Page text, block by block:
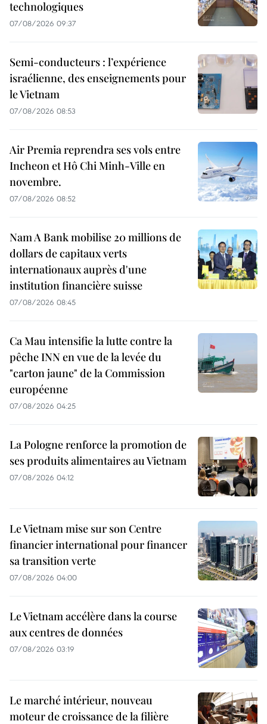
technologiques
07/08/2026 09:37
Semi-conducteurs : l’expérience
israélienne, des enseignements pour
le Vietnam
07/08/2026 08:53
Air Premia reprendra ses vols entre
Incheon et Hô Chi Minh-Ville en
novembre.
07/08/2026 08:52
Nam A Bank mobilise 20 millions de
dollars de capitaux verts
internationaux auprès d'une
institution financière suisse
07/08/2026 08:45
Ca Mau intensifie la lutte contre la
pêche INN en vue de la levée du
"carton jaune" de la Commission
européenne
07/08/2026 04:25
La Pologne renforce la promotion de
ses produits alimentaires au Vietnam
07/08/2026 04:12
Le Vietnam mise sur son Centre
financier international pour financer
sa transition verte
07/08/2026 04:00
Le Vietnam accélère dans la course
aux centres de données
07/08/2026 03:19
Le marché intérieur, nouveau
moteur de croissance de la filière